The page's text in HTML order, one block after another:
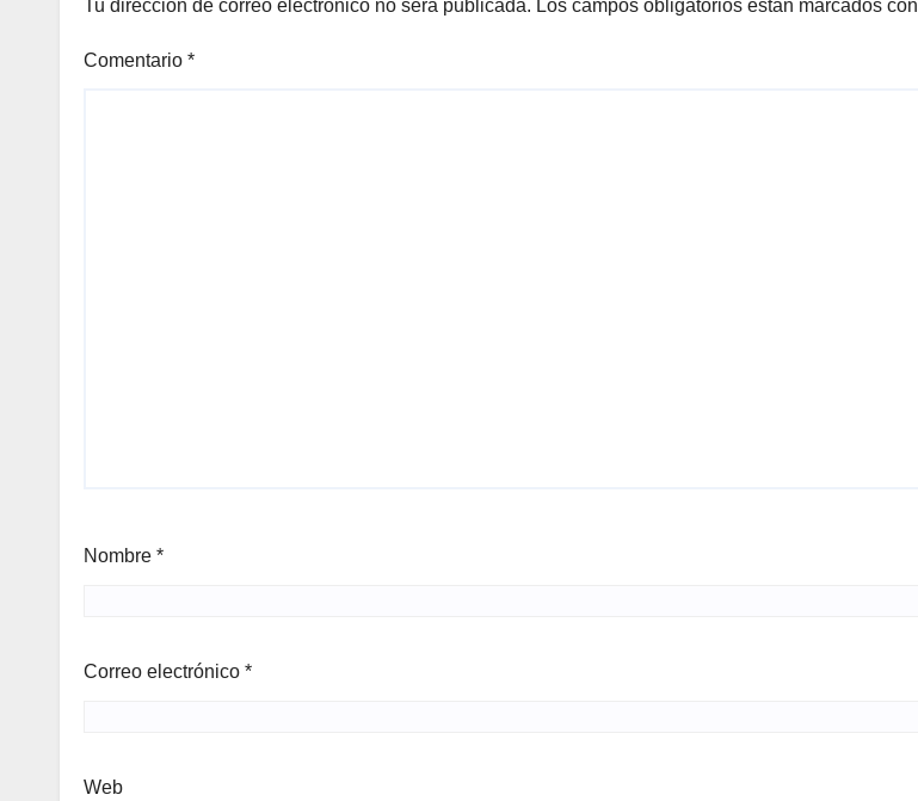
Tu dirección de correo electrónico no será publicada. Los campos obligatorios están marcados con
Comentario *
Nombre *
Correo electrónico *
Web